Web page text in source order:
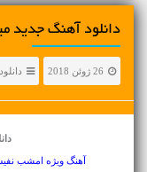
دانلود آهنگ جديد
26 ژوئن 2018
آهنگ ویژه امشب